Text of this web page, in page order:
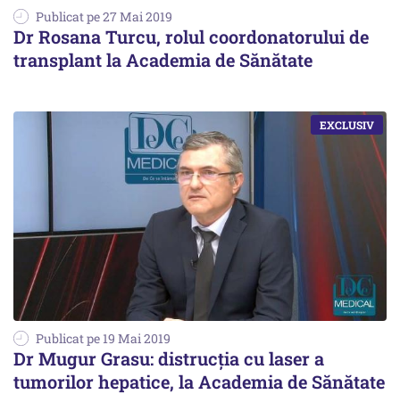
Publicat pe 27 Mai 2019
Dr Rosana Turcu, rolul coordonatorului de
transplant la Academia de Sănătate
Publicat pe 19 Mai 2019
Dr Mugur Grasu: distrucția cu laser a
tumorilor hepatice, la Academia de Sănătate